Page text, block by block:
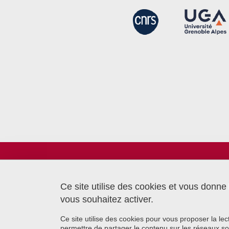
6 chemin Saint Ferjus
38700 La Tronche
Ce site utilise des cookies et vous
vous souhaitez activer.
Ce site utilise des cookies pour vous proposer la